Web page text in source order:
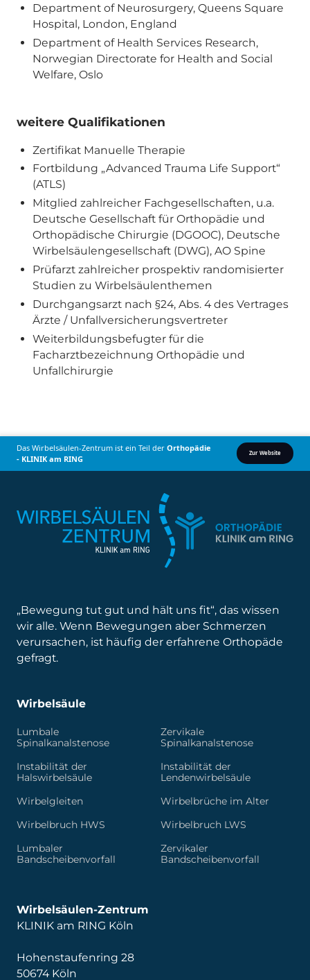
Department of Neurosurgery, Queens Square
Hospital, London, England
Department of Health Services Research,
Norwegian Directorate for Health and Social
Welfare, Oslo
weitere Qualifikationen
Zertifikat Manuelle Therapie
Fortbildung „Advanced Trauma Life Support“
(ATLS)
Mitglied zahlreicher Fachgesellschaften, u.a.
Deutsche Gesellschaft für Orthopädie und
Orthopädische Chirurgie (DGOOC), Deutsche
Wirbelsäulengesellschaft (DWG), AO Spine
Prüfarzt zahlreicher prospektiv randomisierter
Studien zu Wirbelsäulenthemen
Durchgangsarzt nach §24, Abs. 4 des Vertrages
Ärzte / Unfallversicherungsvertreter
Weiterbildungsbefugter für die
Facharztbezeichnung Orthopädie und
Unfallchirurgie
Das Wirbelsäulen-Zentrum ist ein Teil der Orthopädie
- KLINIK am RING
Zur Website
„Bewegung tut gut und hält uns fit“, das wissen
wir alle. Wenn Bewegungen aber Schmerzen
verursachen, ist häufig der erfahrene Orthopäde
gefragt.
Wirbelsäule
Lumbale
Spinalkanalstenose
Instabilität der
Halswirbelsäule
Wirbelgleiten
Wirbelbruch HWS
Lumbaler
Bandscheibenvorfall
Zervikale
Spinalkanalstenose
Instabilität der
Lendenwirbelsäule
Wirbelbrüche im Alter
Wirbelbruch LWS
Zervikaler
Bandscheibenvorfall
Wirbelsäulen-Zentrum
KLINIK am RING Köln
Hohenstaufenring 28
50674 Köln